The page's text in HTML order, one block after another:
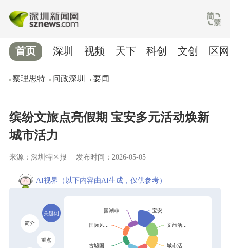
首页
察理思特 问政深圳 要闻
深圳 视频 天下 科创 文创 区网
缤纷文旅点亮假期 宝安多元活动焕新
城市活力
来源：深圳特区报 发布时间：2026-05-05
AI视界 （以下内容由AI生成，仅供参考）
关键词
简介
重点